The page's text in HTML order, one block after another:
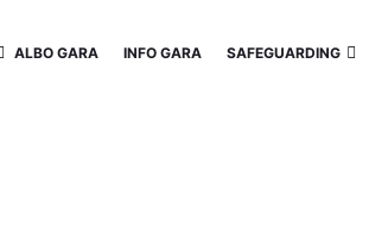
ALBO GARA INFO GARA SAFEGUARDING